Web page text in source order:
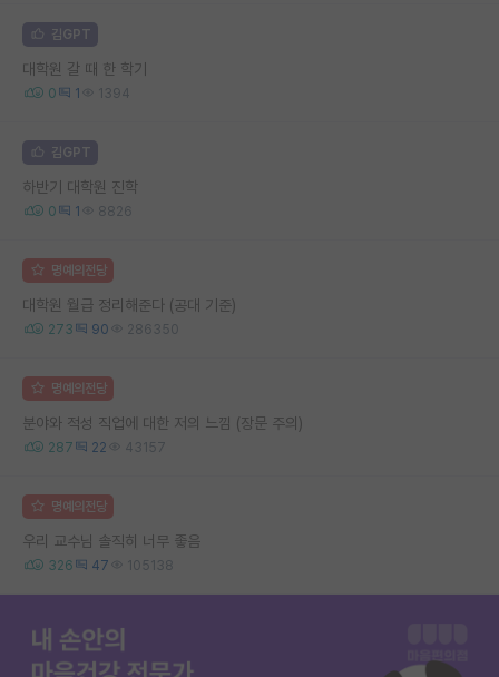
김GPT
대학원 갈 때 한 학기
0 1 1394
김GPT
하반기 대학원 진학
0 1 8826
명예의전당
대학원 월급 정리해준다 (공대 기준)
273 90 286350
명예의전당
분야와 적성 직업에 대한 저의 느낌 (장문 주의)
287 22 43157
명예의전당
우리 교수님 솔직히 너무 좋음
326 47 105138